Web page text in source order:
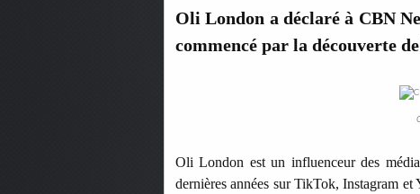
Oli London a déclaré à CBN
commencé par la découverte
Oli London est un influenceur des
dernières années sur TikTok, Instagram